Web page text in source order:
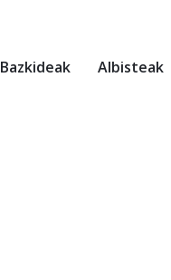
Bazkideak Albisteak